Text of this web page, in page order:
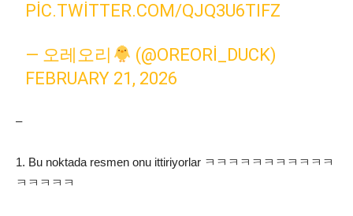
PIC.TWITTER.COM/QJQ3U6TIFZ
— 오레오리
(@OREORI_DUCK)
FEBRUARY 21, 2026
–
1. Bu noktada resmen onu ittiriyorlar ㅋㅋㅋㅋㅋㅋㅋㅋㅋㅋㅋ
ㅋㅋㅋㅋㅋ